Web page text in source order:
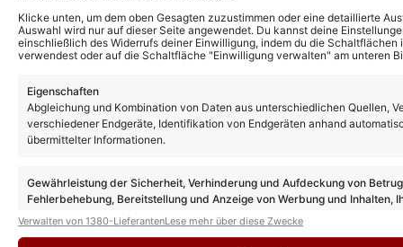
Klicke unten, um dem oben Gesagten zuzustimmen oder eine detaillierte
Auswahl wird nur auf dieser Seite angewendet. Du kannst deine
einschließlich des Widerrufs deiner Einwilligung, indem du die
verwendest oder auf die Schaltfläche "Einwilligung verwalten" am unteren
Eigenschaften
Abgleichung und Kombination von Daten aus unterschiedlichen Quellen,
verschiedener Endgeräte, Identifikation von Endgeräten anhand
übermittelter Informationen.
Gewährleistung der Sicherheit, Verhinderung und Aufdeckung von
Fehlerbehebung, Bereitstellung und Anzeige von Werbung und Inhalten,
Entscheidungen zum Datenschutz speichern und übermitteln.
Verwalten von 1380-LieferantenLese mehr über diese Zwecke
Weitere News
„Sturm der Liebe“ Vorschau: So geht es